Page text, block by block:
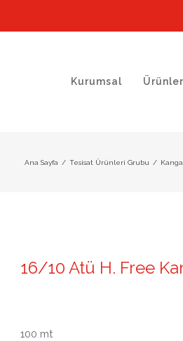
Kurumsal Ürünler
Ana Sayfa / Tesisat Ürünleri Grubu /
16/10 Atü H. Free
100 mt